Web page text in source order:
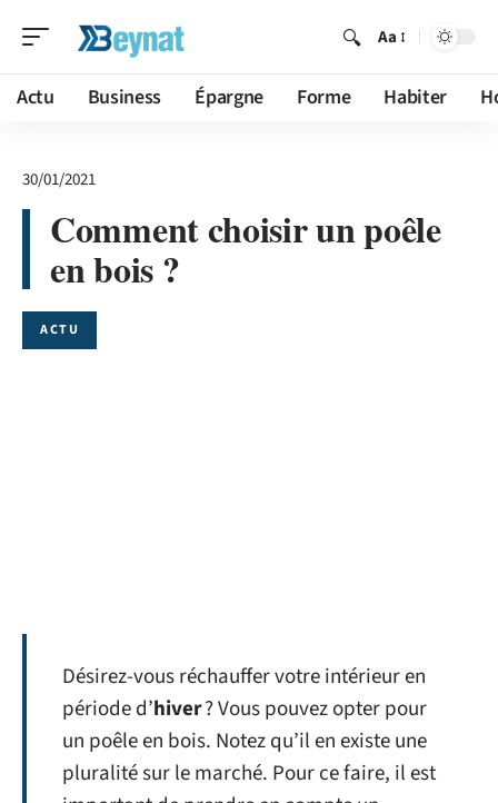
Aa
Actu Business Épargne Forme Habiter
30/01/2021
Comment choisir un poêle
en bois ?
ACTU
Désirez-vous réchauffer votre intérieur en
période d’hiver? Vous pouvez opter pour
un poêle en bois. Notez qu’il en existe une
pluralité sur le marché. Pour ce faire, il est